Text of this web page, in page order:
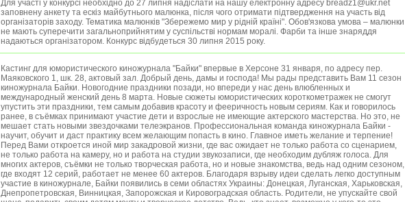
Для участі у конкурсі необхідно до 27 липня надіслати на нашу електронну адресу breadz1@ukr.net
заповнену анкету та ескіз майбутнього малюнка, після чого отримати підтвердження на участь від
організаторів заходу. Тематика малюнків "Збережемо мир у рідній країні". Обов'язкова умова – малюнки
не мають суперечити загальноприйнятим у суспільстві нормам моралі. Фарби та інше знаряддя
надаються організатором. Конкурс відбудеться 30 липня 2015 року.
Кастинг для юмористического киножурнала "Байки" впервые в Херсоне 31 января, по адресу пер.
Маяковского 1, шк. 28, актовый зал. Добрый день, дамы и господа! Мы рады представить Вам 11 сезон
киножурнала Байки. Новогодние праздники позади, но впереди у нас день влюбленных и
международный женский день 8 марта. Новые сюжеты юмористических короткометражек не смогут
упустить эти праздники, тем самым добавив красоту и фееричность новым сериям. Как и говорилось
ранее, в съёмках принимают участие дети и взрослые не имеющие актерского мастерства. Но это, не
мешает стать новыми звездочками телеэкранов. Профессиональная команда киножурнала Байки -
научит, обучит и даст практику всем желающим попасть в кино. Главное иметь желание и терпение!
Перед Вами откроется иной мир закадровой жизни, где вас ожидает не только работа со сценарием,
не только работа на камеру, но и работа на студии звукозаписи, где необходим дубляж голоса. Для
многих актеров, съёмки не только творческая работа, но и новые знакомства, ведь над одним сезоном,
где входят 12 серий, работает не менее 60 актеров. Благодаря взрыву идеи сделать легко доступным
участие в киножурнале, Байки появились в семи областях Украины: Донецкая, Луганская, Харьковская,
Днепропетровская, Винницкая, Запорожская и Кировоградская область. Родители, не упускайте свой